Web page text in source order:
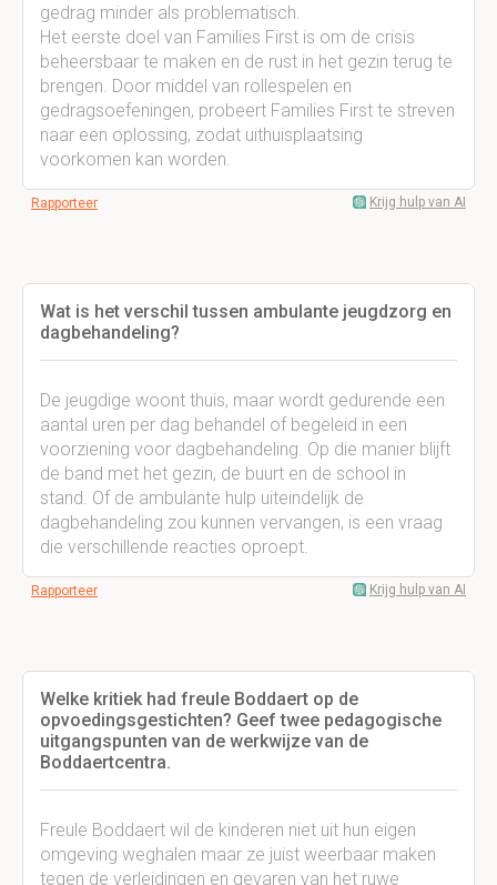
gedrag minder als problematisch.
Het eerste doel van Families First is om de crisis
beheersbaar te maken en de rust in het gezin terug te
brengen. Door middel van rollespelen en
gedragsoefeningen, probeert Families First te streven
naar een oplossing, zodat uithuisplaatsing
voorkomen kan worden.
Rapporteer Krijg hulp van AI
Wat is het verschil tussen ambulante jeugdzorg en
dagbehandeling?
De jeugdige woont thuis, maar wordt gedurende een
aantal uren per dag behandel of begeleid in een
voorziening voor dagbehandeling. Op die manier blijft
de band met het gezin, de buurt en de school in
stand. Of de ambulante hulp uiteindelijk de
dagbehandeling zou kunnen vervangen, is een vraag
die verschillende reacties oproept.
Rapporteer Krijg hulp van AI
Welke kritiek had freule Boddaert op de
opvoedingsgestichten? Geef twee pedagogische
uitgangspunten van de werkwijze van de
Boddaertcentra.
Freule Boddaert wil de kinderen niet uit hun eigen
omgeving weghalen maar ze juist weerbaar maken
tegen de verleidingen en gevaren van het ruwe